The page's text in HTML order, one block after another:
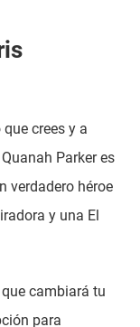
crees y a
Parker es
verdadero héroe
y una El
cambiará tu
para